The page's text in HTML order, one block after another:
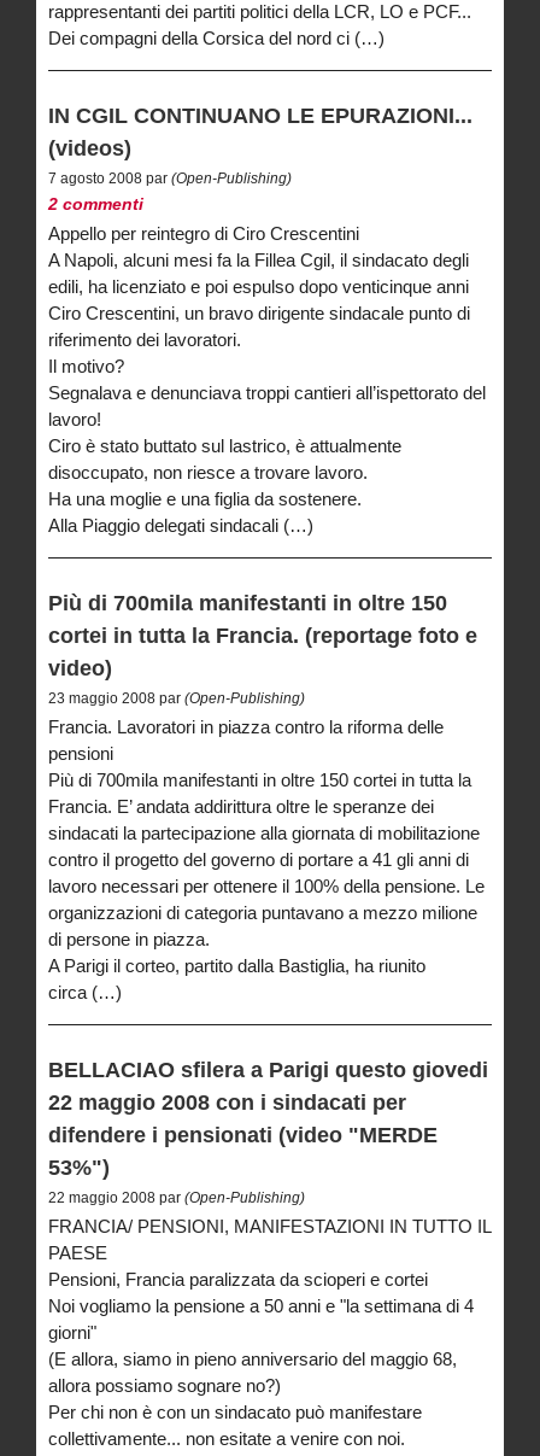
rappresentanti dei partiti politici della LCR, LO e PCF...
Dei compagni della Corsica del nord ci (…)
IN CGIL CONTINUANO LE EPURAZIONI...
(videos)
7 agosto 2008 par (Open-Publishing)
2 commenti
Appello per reintegro di Ciro Crescentini
A Napoli, alcuni mesi fa la Fillea Cgil, il sindacato degli
edili, ha licenziato e poi espulso dopo venticinque anni
Ciro Crescentini, un bravo dirigente sindacale punto di
riferimento dei lavoratori.
Il motivo?
Segnalava e denunciava troppi cantieri all’ispettorato del
lavoro!
Ciro è stato buttato sul lastrico, è attualmente
disoccupato, non riesce a trovare lavoro.
Ha una moglie e una figlia da sostenere.
Alla Piaggio delegati sindacali (…)
Più di 700mila manifestanti in oltre 150
cortei in tutta la Francia. (reportage foto e
video)
23 maggio 2008 par (Open-Publishing)
Francia. Lavoratori in piazza contro la riforma delle
pensioni
Più di 700mila manifestanti in oltre 150 cortei in tutta la
Francia. E’ andata addirittura oltre le speranze dei
sindacati la partecipazione alla giornata di mobilitazione
contro il progetto del governo di portare a 41 gli anni di
lavoro necessari per ottenere il 100% della pensione. Le
organizzazioni di categoria puntavano a mezzo milione
di persone in piazza.
A Parigi il corteo, partito dalla Bastiglia, ha riunito
circa (…)
BELLACIAO sfilera a Parigi questo giovedi
22 maggio 2008 con i sindacati per
difendere i pensionati (video "MERDE
53%")
22 maggio 2008 par (Open-Publishing)
FRANCIA/ PENSIONI, MANIFESTAZIONI IN TUTTO IL
PAESE
Pensioni, Francia paralizzata da scioperi e cortei
Noi vogliamo la pensione a 50 anni e "la settimana di 4
giorni"
(E allora, siamo in pieno anniversario del maggio 68,
allora possiamo sognare no?)
Per chi non è con un sindacato può manifestare
collettivamente... non esitate a venire con noi.